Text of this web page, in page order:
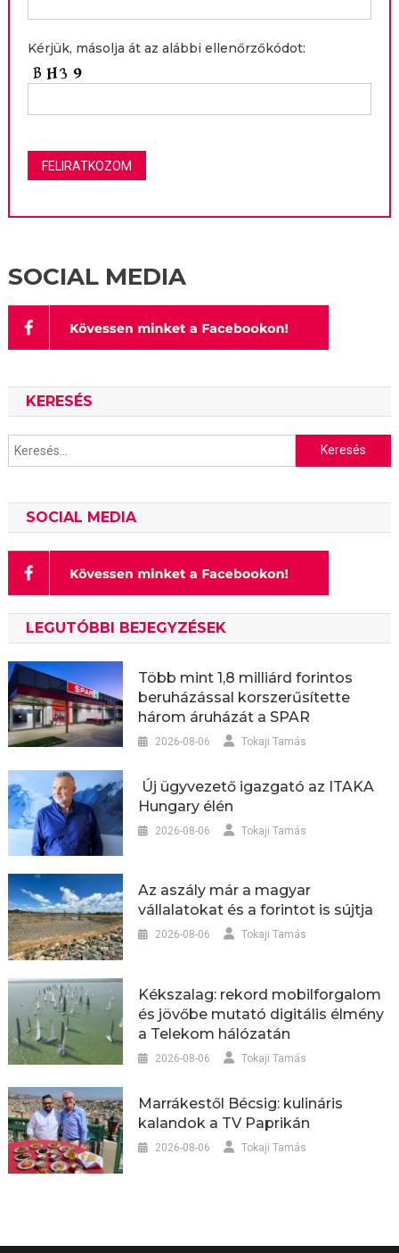
Kérjük, másolja át az alábbi ellenőrzőkódot:
SOCIAL MEDIA
KERESÉS
Keresés:
SOCIAL MEDIA
LEGUTÓBBI BEJEGYZÉSEK
Több mint 1,8 milliárd forintos
beruházással korszerűsítette
három áruházát a SPAR
2026-08-06 Tokaji Tamás
Új ügyvezető igazgató az ITAKA
Hungary élén
2026-08-06 Tokaji Tamás
Az aszály már a magyar
vállalatokat és a forintot is sújtja
2026-08-06 Tokaji Tamás
Kékszalag: rekord mobilforgalom
és jövőbe mutató digitális élmény
a Telekom hálózatán
2026-08-06 Tokaji Tamás
Marrákestől Bécsig: kulináris
kalandok a TV Paprikán
2026-08-06 Tokaji Tamás